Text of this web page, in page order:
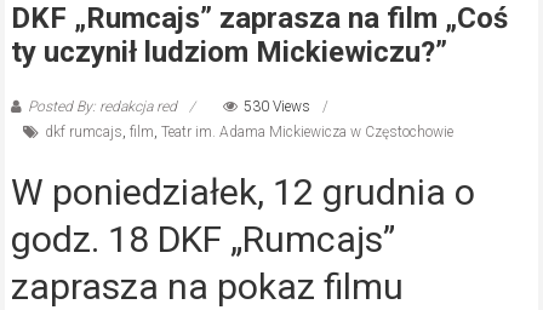
DKF „Rumcajs” zaprasza na film „Coś
ty uczynił ludziom Mickiewiczu?”
Posted By: redakcja red
530 Views
dkf rumcajs, film, Teatr im. Adama Mickiewicza w Częstochowie
W poniedziałek, 12 grudnia o
godz. 18 DKF „Rumcajs”
zaprasza na pokaz filmu